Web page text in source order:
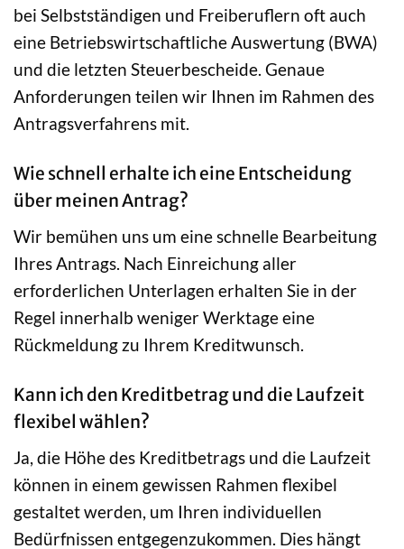
bei Selbstständigen und Freiberuflern oft auch
eine Betriebswirtschaftliche Auswertung (BWA)
und die letzten Steuerbescheide. Genaue
Anforderungen teilen wir Ihnen im Rahmen des
Antragsverfahrens mit.
Wie schnell erhalte ich eine Entscheidung
über meinen Antrag?
Wir bemühen uns um eine schnelle Bearbeitung
Ihres Antrags. Nach Einreichung aller
erforderlichen Unterlagen erhalten Sie in der
Regel innerhalb weniger Werktage eine
Rückmeldung zu Ihrem Kreditwunsch.
Kann ich den Kreditbetrag und die Laufzeit
flexibel wählen?
Ja, die Höhe des Kreditbetrags und die Laufzeit
können in einem gewissen Rahmen flexibel
gestaltet werden, um Ihren individuellen
Bedürfnissen entgegenzukommen. Dies hängt